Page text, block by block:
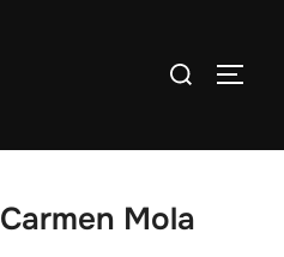
Buscar:
Carmen Mola